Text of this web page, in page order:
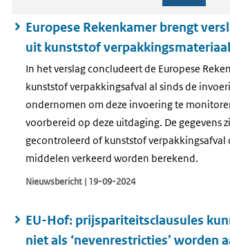
Europese Rekenkamer brengt
uit kunststof verpakkingsmateriaal
In het verslag concludeert de Europese
kunststof verpakkingsafval al sinds de
ondernomen om deze invoering te
voorbereid op deze uitdaging. De
gecontroleerd of kunststof
middelen verkeerd worden berekend.
Nieuwsbericht | 19-09-2024
EU-Hof: prijspariteitsclausules
niet als ‘nevenrestricties’ worden